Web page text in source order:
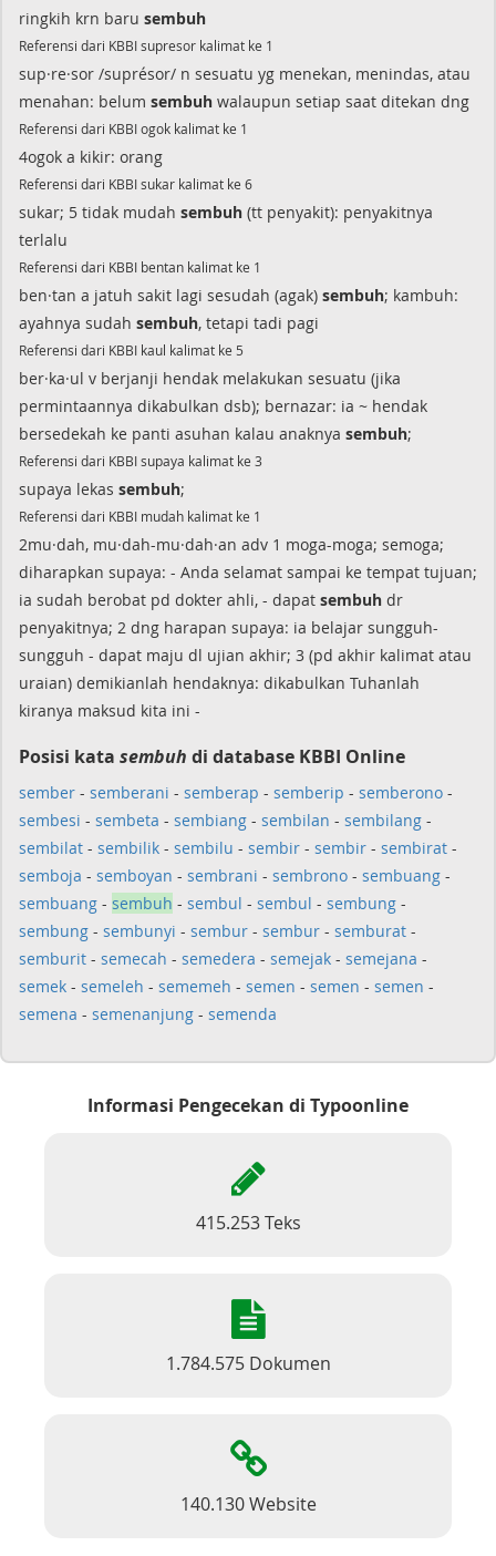
ringkih krn baru sembuh
Referensi dari KBBI supresor kalimat ke 1
sup·re·sor /suprésor/ n sesuatu yg menekan, menindas, atau
menahan: belum sembuh walaupun setiap saat ditekan dng
Referensi dari KBBI ogok kalimat ke 1
4ogok a kikir: orang
Referensi dari KBBI sukar kalimat ke 6
sukar; 5 tidak mudah sembuh (tt penyakit): penyakitnya
terlalu
Referensi dari KBBI bentan kalimat ke 1
ben·tan a jatuh sakit lagi sesudah (agak) sembuh; kambuh:
ayahnya sudah sembuh, tetapi tadi pagi
Referensi dari KBBI kaul kalimat ke 5
ber·ka·ul v berjanji hendak melakukan sesuatu (jika
permintaannya dikabulkan dsb); bernazar: ia ~ hendak
bersedekah ke panti asuhan kalau anaknya sembuh;
Referensi dari KBBI supaya kalimat ke 3
supaya lekas sembuh;
Referensi dari KBBI mudah kalimat ke 1
2mu·dah, mu·dah-mu·dah·an adv 1 moga-moga; semoga;
diharapkan supaya: - Anda selamat sampai ke tempat tujuan;
ia sudah berobat pd dokter ahli, - dapat sembuh dr
penyakitnya; 2 dng harapan supaya: ia belajar sungguh-
sungguh - dapat maju dl ujian akhir; 3 (pd akhir kalimat atau
uraian) demikianlah hendaknya: dikabulkan Tuhanlah
kiranya maksud kita ini -
Posisi kata sembuh di database KBBI Online
sember - semberani - semberap - semberip - semberono -
sembesi - sembeta - sembiang - sembilan - sembilang -
sembilat - sembilik - sembilu - sembir - sembir - sembirat -
semboja - semboyan - sembrani - sembrono - sembuang -
sembuang - sembuh - sembul - sembul - sembung -
sembung - sembunyi - sembur - sembur - semburat -
semburit - semecah - semedera - semejak - semejana -
semek - semeleh - sememeh - semen - semen - semen -
semena - semenanjung - semenda
Informasi Pengecekan di Typoonline
415.253 Teks
1.784.575 Dokumen
140.130 Website